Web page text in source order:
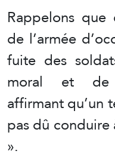
Rappelons que
de l’armée
fuite des
moral et de
affirmant qu’un
pas dû
».